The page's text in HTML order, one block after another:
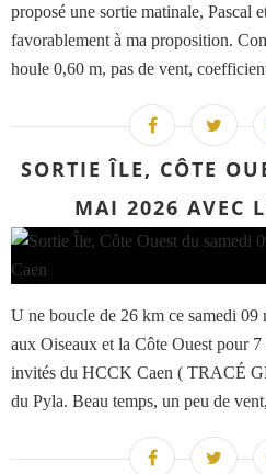
proposé une sortie matinale, Pascal
favorablement à ma proposition.
houle 0,60 m, pas de vent,
SORTIE ÎLE, CÔTE
MAI 2026 AVEC
U ne boucle de 26 km ce samedi 09
aux Oiseaux et la Côte Ouest pour
invités du HCCK Caen ( TRACÉ
du Pyla. Beau temps, un peu de